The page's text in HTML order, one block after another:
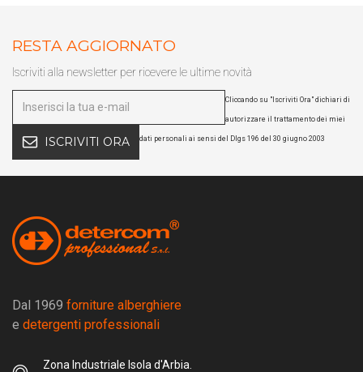
RESTA AGGIORNATO
Iscriviti alla newsletter per ricevere le ultime novità
ISCRIVITI ORA
Cliccando su "Iscriviti Ora" dichiari di
autorizzare il trattamento dei miei
dati personali ai sensi del Dlgs 196 del 30 giugno 2003
Dal 1969 forniture alberghiere
e detergenti professionali
Zona Industriale Isola d'Arbia.